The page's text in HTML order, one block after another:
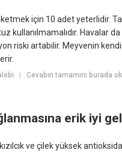
için 10 adet yeterlidir.
kullanılmamalıdır. Havalar da
riski artabilir. Meyvenin
|Cevabın tamamını burada
erik iyi
ve çilek yüksek